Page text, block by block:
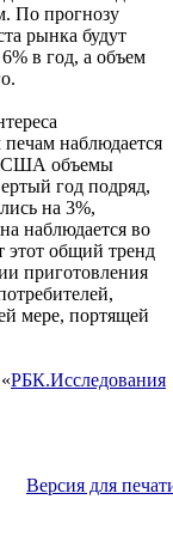
По прогнозу
рынка будут
в год, а объем
наблюдается
США объемы
год подряд,
на 3%,
наблюдается во
общий тренд
приготовления
мере, портящей
РБК.Исследования
Версия для